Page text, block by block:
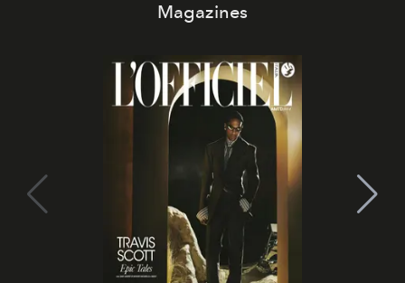
Magazines